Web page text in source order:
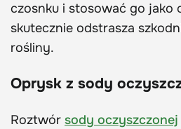
czosnku i stosować go jako
skutecznie odstrasza
rośliny.
Oprysk z sody
Roztwór sody oczyszczonej